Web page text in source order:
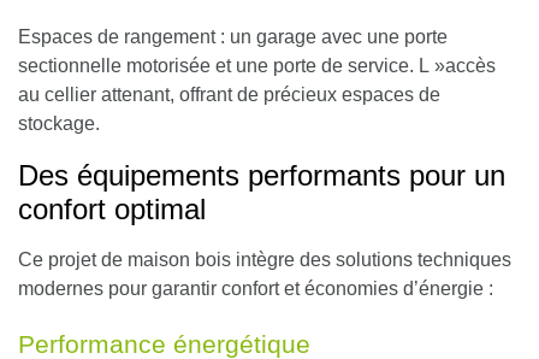
Espaces de rangement: un garage avec une porte
sectionnelle motorisée et une porte de service. L »accès
au cellier attenant, offrant de précieux espaces de
stockage.
Des équipements performants pour un
confort optimal
Ce projet de maison bois intègre des solutions techniques
modernes pour garantir confort et économies d’énergie :
Performance énergétique